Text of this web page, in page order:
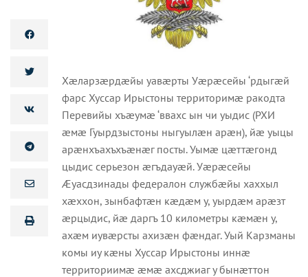
Хæларзæрдæйы уавæрты Уæрæсейы ‘рдыгæй
фарс Хуссар Ирыстоны территоримæ ракодта
Перевийы хъæумæ ‘ввахс ын чи уыдис (РХИ
æмæ Гуырдзыстоны ныгуылæн арæн), йæ уыцы
арæнхъахъхъæнæг посты. Уымæ цæттæгонд
цыдис серьезон æгъдауæй. Уæрæсейы
Æуасдзинады федералон службæйы хаххыл
хæххон, зынбафтæн кæдæм у, уырдæм арæзт
æрцыдис, йæ даргъ 10 километры кæмæн у,
ахæм иувæрсты ахизæн фæндаг. Уый Карзманы
комы иу кæны Хуссар Ирыстоны иннæ
территориимæ æмæ ахсджиаг у бынæттон